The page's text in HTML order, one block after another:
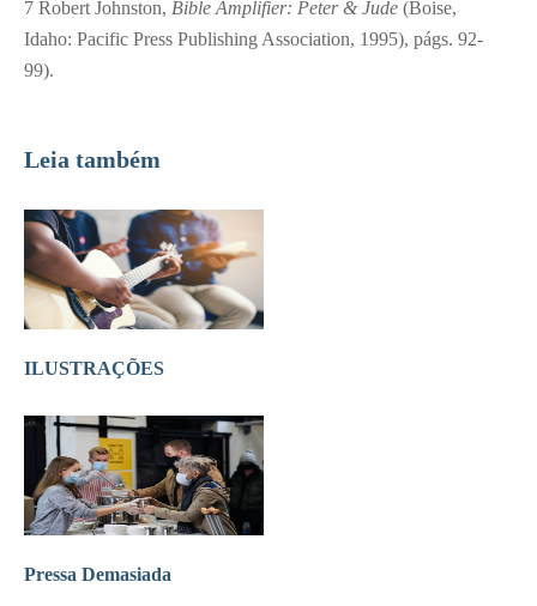
7 Robert Johnston, Bible Amplifier: Peter & Jude (Boise,
Idaho: Pacific Press Publishing Association, 1995), págs. 92-
99).
Leia também
ILUSTRAÇÕES
Pressa Demasiada